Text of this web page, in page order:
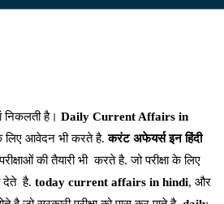
निकलती है। Daily Current Affairs in
लिए आवेदन भी करते है.करंट अफेयर्स इन हिंदी
की तैयारी भी करते है. जो परीक्षा के लिए
देते है. today current affairs in hindi, और